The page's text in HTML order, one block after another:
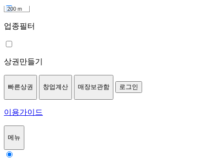
200 m
업종필터
상권만들기
빠른상권 창업계산 매장보관함 로그인
이용가이드
메뉴